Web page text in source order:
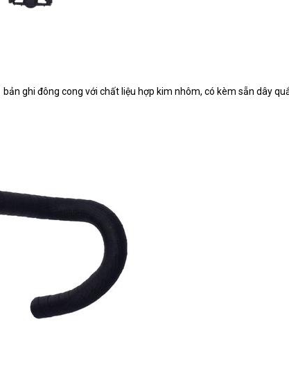
ghi đông cong với chất liệu hợp kim nhôm, có kèm sẵn dây